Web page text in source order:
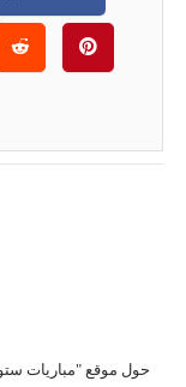
حول موقع "مباريات